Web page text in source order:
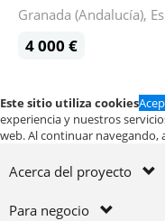
Granada (Andalucía),
4 000 €
Este sitio utiliza cookies
experiencia y nuestros
web. Al continuar navegando,
Acerca del proyecto
Para negocio